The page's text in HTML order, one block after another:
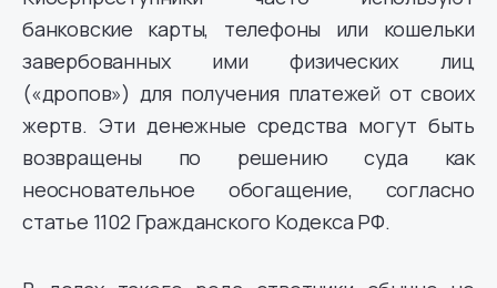
банковские карты, телефоны или кошельки
завербованных ими физических лиц
(«дропов») для получения платежей от своих
жертв. Эти денежные средства могут быть
возвращены по решению суда как
неосновательное обогащение, согласно
статье 1102 Гражданского Кодекса РФ.